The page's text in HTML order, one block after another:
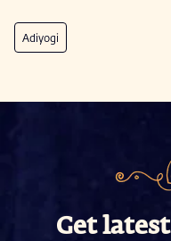
Adiyogi
Get